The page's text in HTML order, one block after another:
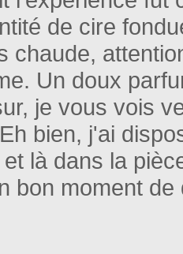
de cire
chaude,
Un doux
je vous vois
bien, j'ai
là dans la
bon moment de